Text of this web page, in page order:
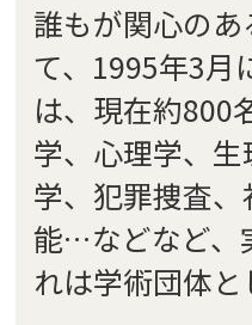
誰もが関心の
て、1995年3月
は、現在約800
学、心理学、
学、犯罪捜査
能…などなど、
れは学術団体